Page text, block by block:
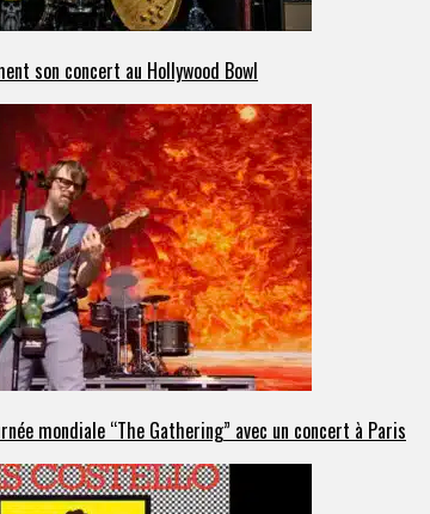
son concert au Hollywood Bowl
mondiale “The Gathering” avec un concert à Paris